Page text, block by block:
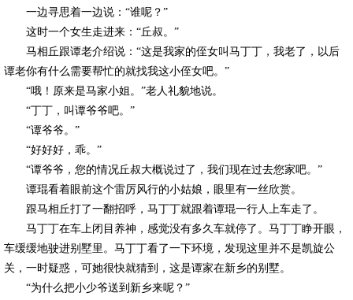
一边寻思着一边说：“谁呢？”
这时一个女生走进来：“丘叔。”
马相丘跟谭老介绍说：“这是我家的侄女叫马丁丁，我老了，以后
谭老你有什么需要帮忙的就找我这小侄女吧。”
“哦！原来是马家小姐。”老人礼貌地说。
“丁丁，叫谭爷爷吧。”
“谭爷爷。”
“好好好，乖。”
“谭爷爷，您的情况丘叔大概说过了，我们现在过去您家吧。”
谭琨看着眼前这个雷厉风行的小姑娘，眼里有一丝欣赏。
跟马相丘打了一翻招呼，马丁丁就跟着谭琨一行人上车走了。
马丁丁在车上闭目养神，感觉没有多久车就停了。马丁丁睁开眼，
车缓缓地驶进别墅里。马丁丁看了一下环境，发现这里并不是凯旋公
关，一时疑惑，可她很快就猜到，这是谭家在新乡的别墅。
“为什么把小少爷送到新乡来呢？”